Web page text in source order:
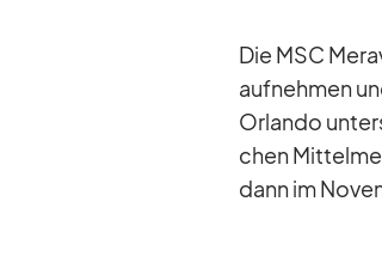
Die MSC
auf­neh­men
Or­lando
chen
dann im